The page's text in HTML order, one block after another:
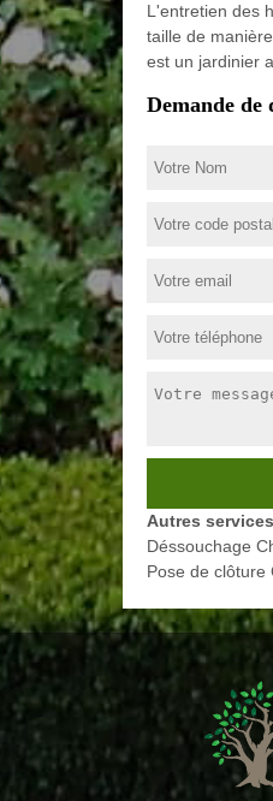
L'entretien des
taille de
est un jardinier
Demande de
Autres services
Déssouchage
Pose de clôture